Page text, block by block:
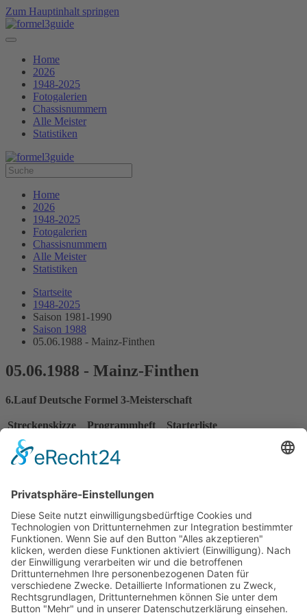
Zum Hauptinhalt springen
Home
2026
1948-2025
Fotogalerien
Chassisnummern
Alle Meister
Statistiken
Home
2026
1948-2025
Fotogalerien
Chassisnummern
Alle Meister
Statistiken
Startseite
1948-2025
Saison 1981-1990
Saison 1988
05.06.1988 - Mainz-Finthen
05.06.1988 - Mainz-Finthen
6.Lauf Deutsche Formel 3-Meisterschaft
Streckenskizze Programmheft Starterliste
Alle Ergebnisse:
Nennungsliste
Ergebnis Zeittraining 1
Original Zeitnahme
Ergebnis Zeittraining 2
Gesamtergebnis Zeittraining 1+2
Original Zeitnahme
Ergebnis Warm Up
Startaufstellung